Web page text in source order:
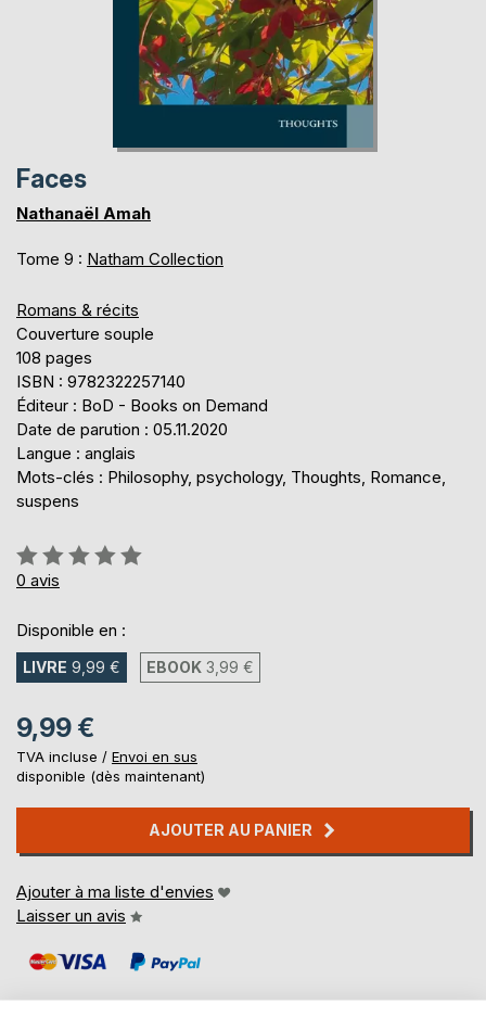
Faces
Nathanaël Amah
Tome 9 : Natham Collection
Romans & récits
Couverture souple
108 pages
ISBN : 9782322257140
Éditeur : BoD - Books on Demand
Date de parution : 05.11.2020
Langue : anglais
Mots-clés : Philosophy, psychology, Thoughts, Romance,
suspens
Évaluation:
0%
0 avis
Disponible en :
LIVRE 9,99 € EBOOK 3,99 €
9,99 €
TVA incluse / Envoi en sus
disponible (dès maintenant)
AJOUTER AU PANIER
Ajouter à ma liste d'envies
Laisser un avis